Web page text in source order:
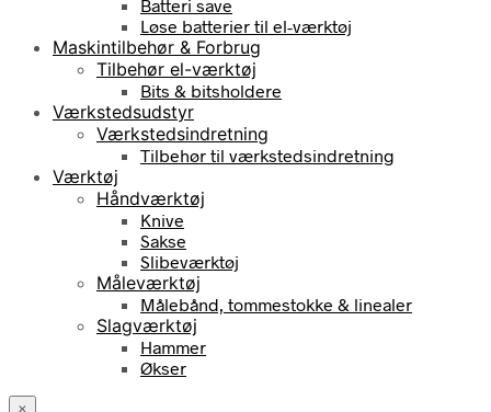
Batteri save
Løse batterier til el-værktøj
Maskintilbehør & Forbrug
Tilbehør el-værktøj
Bits & bitsholdere
Værkstedsudstyr
Værkstedsindretning
Tilbehør til værkstedsindretning
Værktøj
Håndværktøj
Knive
Sakse
Slibeværktøj
Måleværktøj
Målebånd, tommestokke & linealer
Slagværktøj
Hammer
Økser
×